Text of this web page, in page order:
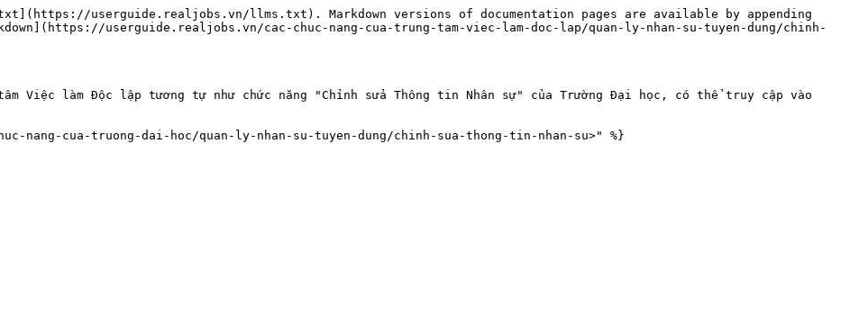
userguide.realjobs.vn/llms.txt). Markdown versions of documentation pages are available by appending
userguide.realjobs.vn/cac-chuc-nang-cua-trung-tam-viec-lam-doc-lap/quan-ly-nhan-su-tuyen-dung/chinh-
Việc làm Độc lập tương tự như chức năng "Chỉnh sửa Thông tin Nhân sự" của Trường Đại học, có thể truy cập vào